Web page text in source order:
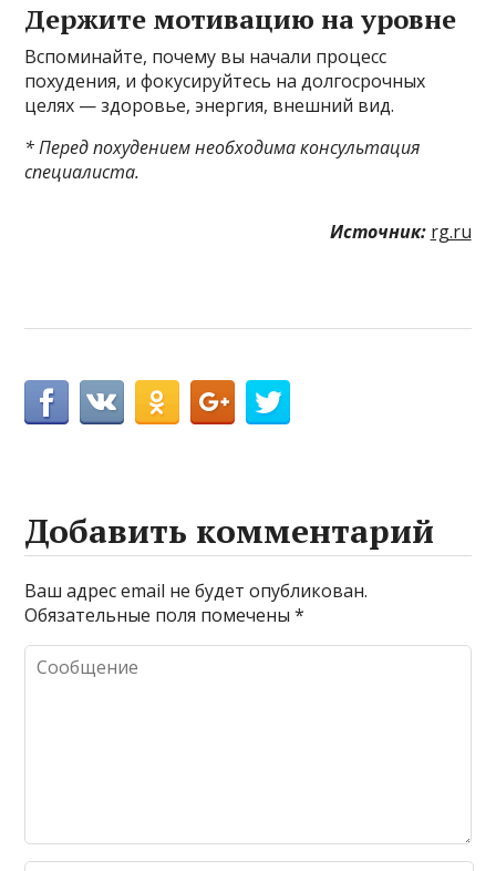
Держите мотивацию на уровне
Вспоминайте, почему вы начали процесс
похудения, и фокусируйтесь на долгосрочных
целях — здоровье, энергия, внешний вид.
* Перед похудением необходима консультация
специалиста.
Источник: rg.ru
Добавить комментарий
Ваш адрес email не будет опубликован.
Обязательные поля помечены*